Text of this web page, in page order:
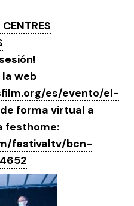
web
es/evento/el-
forma virtual a
festhome:
festivaltv/bcn-